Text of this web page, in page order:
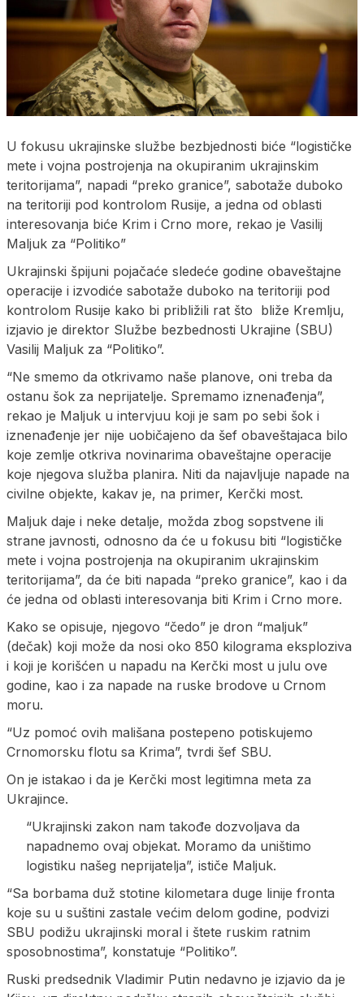
U fokusu ukrajinske službe bezbjednosti biće “logističke
mete i vojna postrojenja na okupiranim ukrajinskim
teritorijama”, napadi “preko granice”, sabotaže duboko
na teritoriji pod kontrolom Rusije, a jedna od oblasti
interesovanja biće Krim i Crno more, rekao je Vasilij
Maljuk za “Politiko”
Ukrajinski špijuni pojačaće sledeće godine obaveštajne
operacije i izvodiće sabotaže duboko na teritoriji pod
kontrolom Rusije kako bi približili rat što bliže Kremlju,
izjavio je direktor Službe bezbednosti Ukrajine (SBU)
Vasilij Maljuk za “Politiko”.
“Ne smemo da otkrivamo naše planove, oni treba da
ostanu šok za neprijatelje. Spremamo iznenađenja”,
rekao je Maljuk u intervjuu koji je sam po sebi šok i
iznenađenje jer nije uobičajeno da šef obaveštajaca bilo
koje zemlje otkriva novinarima obaveštajne operacije
koje njegova služba planira. Niti da najavljuje napade na
civilne objekte, kakav je, na primer, Kerčki most.
Maljuk daje i neke detalje, možda zbog sopstvene ili
strane javnosti, odnosno da će u fokusu biti “logističke
mete i vojna postrojenja na okupiranim ukrajinskim
teritorijama”, da će biti napada “preko granice”, kao i da
će jedna od oblasti interesovanja biti Krim i Crno more.
Kako se opisuje, njegovo “čedo” je dron “maljuk”
(dečak) koji može da nosi oko 850 kilograma eksploziva
i koji je korišćen u napadu na Kerčki most u julu ove
godine, kao i za napade na ruske brodove u Crnom
moru.
“Uz pomoć ovih mališana postepeno potiskujemo
Crnomorsku flotu sa Krima”, tvrdi šef SBU.
On je istakao i da je Kerčki most legitimna meta za
Ukrajince.
“Ukrajinski zakon nam takođe dozvoljava da
napadnemo ovaj objekat. Moramo da uništimo
logistiku našeg neprijatelja”, ističe Maljuk.
“Sa borbama duž stotine kilometara duge linije fronta
koje su u suštini zastale većim delom godine, podvizi
SBU podižu ukrajinski moral i štete ruskim ratnim
sposobnostima”, konstatuje “Politiko”.
Ruski predsednik Vladimir Putin nedavno je izjavio da je